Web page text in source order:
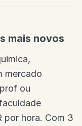
mais novos
mercado
ou
por hora. Com 3